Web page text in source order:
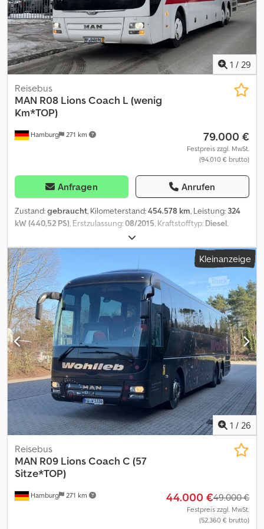
1 / 29
Hamburg 271 km
Reisebus
MAN R08 Lions Coach L (wenig
Km*TOP)
79.000 €
Festpreis zzgl. MwSt.
(94.010 € brutto)
Anfragen Anrufen
Zustand:gebraucht, Kilometerstand:454.578 km, Leistung: 324
kW (440,52 PS), Erstzulassung:08/2015, Kraftstofftyp: Diesel,
, Getriebetyp:
Emissionsklasse:Euro6, Farbe:Weiß, Bremsen:Retarder, Baujahr:
2015, Ausstattung:
ABS, Bordküche, Elektronisches
Stabilitätsprogramm (ESP), Klimaanlage, Navigationssystem,
Standheizung, Toilette, MAN R08 Lions Coach aus 1. Hand
Deutsches Fahrzeug. 54 Sitze, Automatik, Klimaanlage, Euro 6,
Vollausstattung. Netto: 79.000 Euro. Credjyg Apmjpfx Ah Djf vom
Optischen und Technischen Zustand überzeugen Sie sich selbst
vor Ort. Wir unterstützen Sie beim Export Originale
Datenbestätigung zur Länder-Homolagation,
Lieferantenerklärung, Erstellung der Ausfuhrpapiere,
Zollkennzeichen wenn erforderlich -eine Besichtigung und
Probefahrt ist jederzeit, auch am Wochenende, nach
telefonischer Absprache möglich ! Inzahlungnahme und
Fahrzeugüberführung auf Anfrage Besuchen sie unsere
Facebook seite. /
Kleinanzeige
1 / 26
Hamburg 271 km
Reisebus
MAN R09 Lions Coach C (57
Sitze*TOP)
44.000 €49.000 €
Festpreis zzgl. MwSt.
(52.360 € brutto)